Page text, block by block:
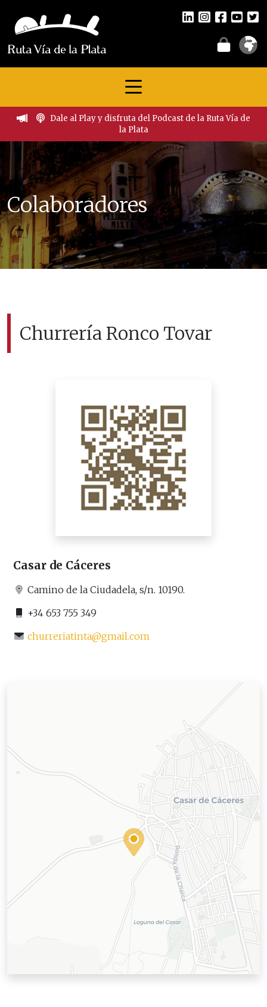
Dale al Play y disfruta del Podcast de la Ruta Vía de
la Plata
Colaboradores
Churrería Ronco Tovar
Casar de Cáceres
Camino de la Ciudadela, s/n. 10190.
+34 653 755 349
churreriatinta@gmail.com